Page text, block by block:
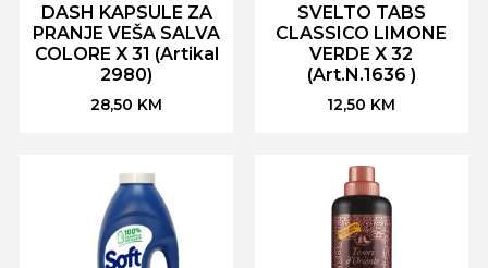
DASH KAPSULE ZA
PRANJE VEŠA SALVA
COLORE X 31 (Artikal
2980)
28,50 KM
SVELTO TABS
CLASSICO LIMONE
VERDE X 32
(Art.N.1636 )
12,50 KM